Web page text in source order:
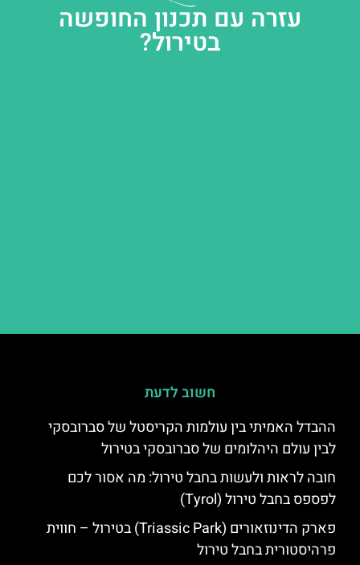
עזרה עם תכנון החופשה
בטירול?
חשוב לדעת
ההבדל האמיתי בין עולמות הקריסטל של סברובסקי
לבין עולם היהלומים של סברובסקי בטירול
חובה לראות ולעשות בחבל טירול: מה אסור לכם
לפספס בחבל טירול (Tyrol)
פארק הדינוזאורים (Triassic Park) בטירול – חווית
פרהיסטורית בחבל טירול